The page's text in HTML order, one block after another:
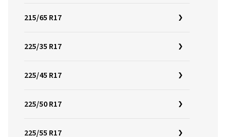
215/65 R17
225/35 R17
225/45 R17
225/50 R17
225/55 R17